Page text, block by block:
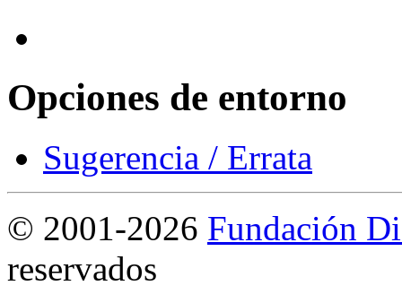
Opciones de entorno
Sugerencia / Errata
© 2001-2026 Fundación
reservados